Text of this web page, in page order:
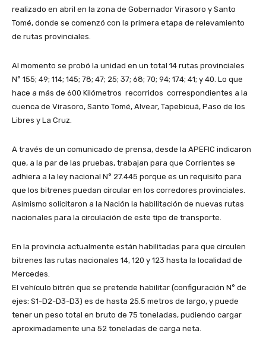
realizado en abril en la zona de Gobernador Virasoro y Santo
Tomé, donde se comenzó con la primera etapa de relevamiento
de rutas provinciales.
Al momento se probó la unidad en un total 14 rutas provinciales
N° 155; 49; 114; 145; 78; 47; 25; 37; 68; 70; 94; 174; 41; y 40. Lo que
hace a más de 600 Kilómetros recorridos correspondientes a la
cuenca de Virasoro, Santo Tomé, Alvear, Tapebicuá, Paso de los
Libres y La Cruz.
A través de un comunicado de prensa, desde la APEFIC indicaron
que, a la par de las pruebas, trabajan para que Corrientes se
adhiera a la ley nacional N° 27.445 porque es un requisito para
que los bitrenes puedan circular en los corredores provinciales.
Asimismo solicitaron a la Nación la habilitación de nuevas rutas
nacionales para la circulación de este tipo de transporte.
En la provincia actualmente están habilitadas para que circulen
bitrenes las rutas nacionales 14, 120 y 123 hasta la localidad de
Mercedes.
El vehículo bitrén que se pretende habilitar (configuración N° de
ejes: S1-D2-D3-D3) es de hasta 25.5 metros de largo, y puede
tener un peso total en bruto de 75 toneladas, pudiendo cargar
aproximadamente una 52 toneladas de carga neta.